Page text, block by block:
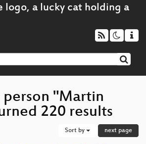
person "Martin
220 results
Sort by next page